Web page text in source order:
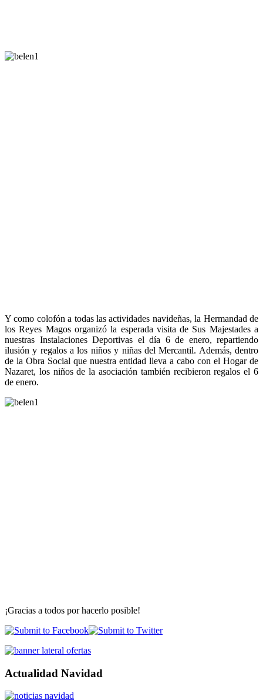
Y como colofón a todas las actividades navideñas, la Hermandad de
los Reyes Magos organizó la esperada visita de Sus Majestades a
nuestras Instalaciones Deportivas el día 6 de enero, repartiendo
ilusión y regalos a los niños y niñas del Mercantil. Además, dentro
de la Obra Social que nuestra entidad lleva a cabo con el Hogar de
Nazaret, los niños de la asociación también recibieron regalos el 6
de enero.
¡Gracias a todos por hacerlo posible!
Actualidad Navidad